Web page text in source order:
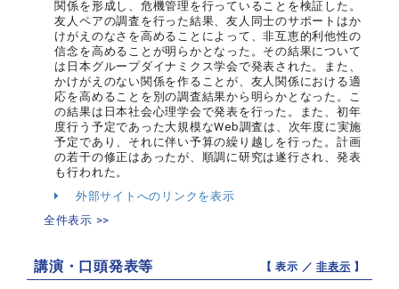
関係を形成し、危機管理を行っていることを検証した。
友人ペアの調査を行った結果、友人同士のサポートはか
けがえのなさを高めることによって、非互恵的利他性の
信念を高めることが明らかとなった。その結果について
は日本グループダイナミクス学会で発表された。また、
かけがえのない関係を作ることが、友人関係における適
応を高めることを別の調査結果から明らかとなった。こ
の結果は日本社会心理学会で発表を行った。また、初年
度行う予定であった大規模なWeb調査は、次年度に実施
予定であり、それに伴い予算の繰り越しを行った。計画
の若干の修正はあったが、順調に研究は遂行され、発表
も行われた。
外部サイトへのリンクを表示
全件表示 >>
講演・口頭発表等 【 表示 ／非表示 】